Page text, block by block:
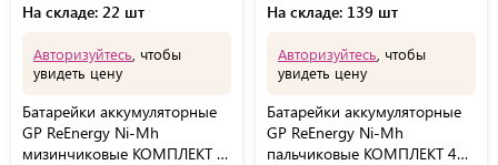
На складе: 22 шт
Авторизуйтесь , чтобы
увидеть цену
Батарейки аккумуляторные
GP ReEnergy Ni-Mh
мизинчиковые КОМПЛЕКТ 2
На складе: 139 шт
Авторизуйтесь , чтобы
увидеть цену
Батарейки аккумуляторные
GP ReEnergy Ni-Mh
пальчиковые КОМПЛЕКТ 4